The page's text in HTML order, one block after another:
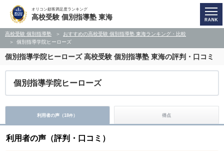
オリコン顧客満足度ランキング
高校受験 個別指導塾 東海
高校受験 個別指導塾
おすすめの高校受験 個別指導塾 東海ランキング・比較
個別指導学院ヒーローズ
個別指導学院ヒーローズ高校受験 個別指導塾 東海の評判・口コミ
個別指導学院ヒーローズ
利用者の声（18件） 得点
利用者の声（評判・口コミ）